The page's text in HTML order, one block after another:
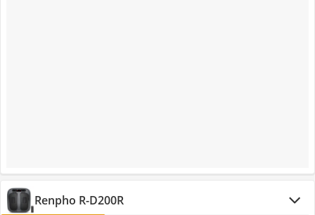
Renpho R-D200R